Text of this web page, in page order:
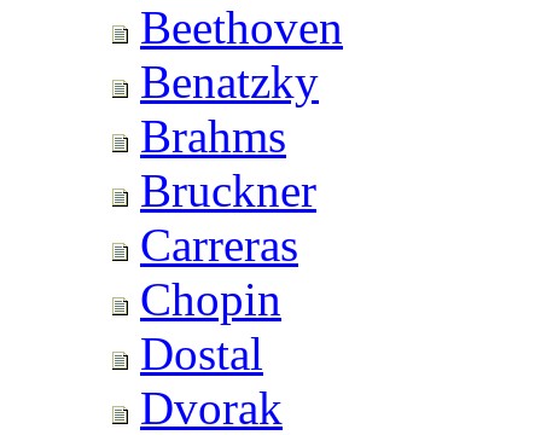
Beethoven
Benatzky
Brahms
Bruckner
Carreras
Chopin
Dostal
Dvorak